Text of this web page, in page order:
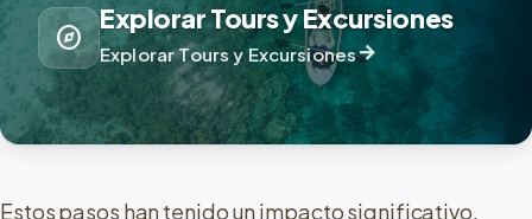
explore
Explorar Tours y Excursiones
Explorar Tours y Excursionesarrow_forward
Estos pasos han tenido un impacto significativo,